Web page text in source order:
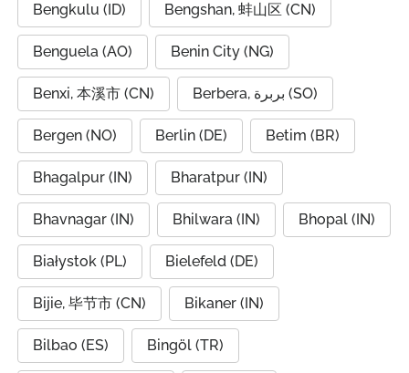
Bengkulu (ID) Bengshan, 蚌山区 (CN)
Benguela (AO) Benin City (NG)
Benxi, 本溪市 (CN) Berbera, بربرة (SO)
Bergen (NO) Berlin (DE) Betim (BR)
Bhagalpur (IN) Bharatpur (IN)
Bhavnagar (IN) Bhilwara (IN) Bhopal (IN)
Białystok (PL) Bielefeld (DE)
Bijie, 毕节市 (CN) Bikaner (IN)
Bilbao (ES) Bingöl (TR)